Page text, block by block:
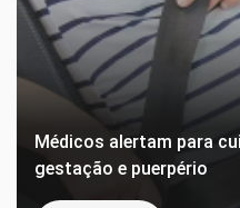
Médicos alertam para
gestação e puerpério